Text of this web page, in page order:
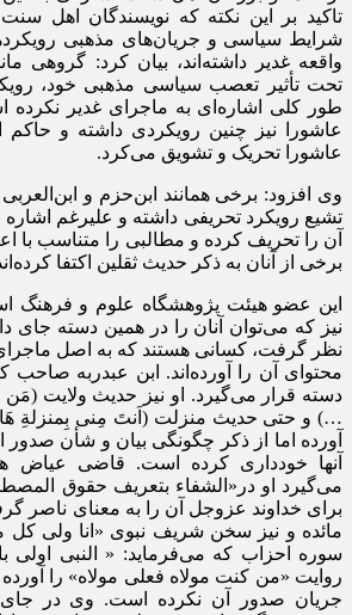
تاکید بر این نکته که نویسندگان اهل
شرایط سیاسی و جریان‌های مذهبی
واقعه غدیر داشته‌اند، بیان کرد: گروهی
تحت تأثیر تعصب سیاسی مذهبی خود،
طور کلی اشاره‌ای به ماجرای غدیر
عاشورا نیز چنین رویکردی داشته و
عاشورا تحریک و تشویق می‌کرد.
وی افزود: برخی همانند ابن‌حزم و
تشیع رویکرد تحریفی داشته و علیرغم اشاره
آن را تحریف کرده و مطالبی را متناسب با
برخی از آنان به ذکر حدیث ثقلین اکتفا
این عضو هیئت پژوهشگاه علوم و فرهنگ
نیز که می‌توان آنان را در همین دسته جای
نظر گرفت، کسانی هستند که به اصل ماجرای
محتوای آن را آورده‌اند. ابن عبدربه صاحب
دسته قرار می‌گیرد. او نیز حدیث ولایت (مَن
…) و حتی حدیث منزلت (اَنتَ مِنی بِمنزلةِ
آورده اما از ذکر چگونگی بیان و شأن صدور
آنها خودداری کرده است. قاضی عیاض
می‌گیرد او در«الشفاء بتعریف حقوق
سوره احزاب که می‌فرماید: « النبی اولی
روایت «من کنت مولاه فعلی مولاه» را
جریان صدور آن نکرده است. وی در جای